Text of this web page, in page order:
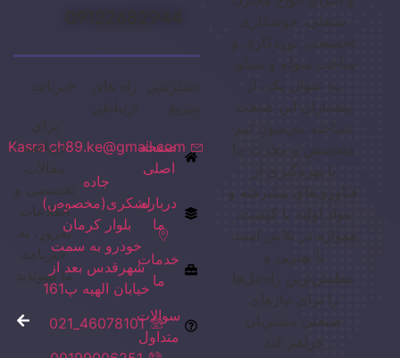
صنعتی، جوشکاری
تخصصی، نوردکاری و
ساخت سوله و سیلو،
به عنوان یکی از
پیشتازان این صنعت
شناخته می‌شود. تیم
متخصص و مجرب ما
با بهره‌گیری از
فناوری‌های پیشرفته و
مواد اولیه با کیفیت،
همواره در تلاش است
تا بهترین و
مطمئن‌ترین راه‌حل‌ها
را برای نیازهای
صنعتی مشتریان
فراهم کند
صفحه
اصلی
درباره
ما
خدمات
ما
سوالات
متداول
Kasra.ch89.ke@gmail.com
جاده
لشکری(مخصوص)
بلوار کرمان
خودرو به سمت
شهرقدس بعد از
خیابان الهیه پ161
46078101_021
دریافت
مقالات
اطلاعات
به‌روز، به
خبرنامه
ما بپیوندید